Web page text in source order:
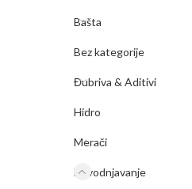
Bašta
Bez kategorije
Đubriva & Aditivi
Hidro
Merači
Navodnjavanje